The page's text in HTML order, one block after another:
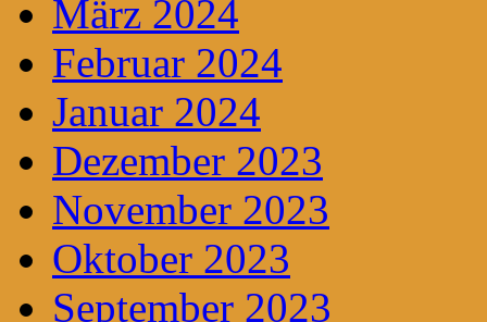
März 2024
Februar 2024
Januar 2024
Dezember 2023
November 2023
Oktober 2023
September 2023